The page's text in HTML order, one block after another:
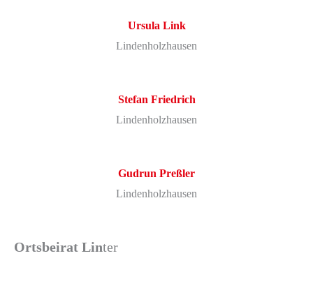
Ursula Link
Lindenholzhausen
Stefan Friedrich
Lindenholzhausen
Gudrun Preßler
Lindenholzhausen
Ortsbeirat Linter